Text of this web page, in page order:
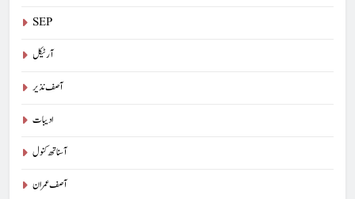
SEP
آرٹیکل
آصف نذیر
ادیبات
آسناتھ کنول
آصف عمران